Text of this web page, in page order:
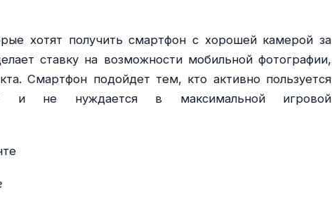
хотят получить смартфон с хорошей камерой за
ставку на возможности мобильной фотографии,
Смартфон подойдет тем, кто активно пользуется
и не нуждается в максимальной игровой